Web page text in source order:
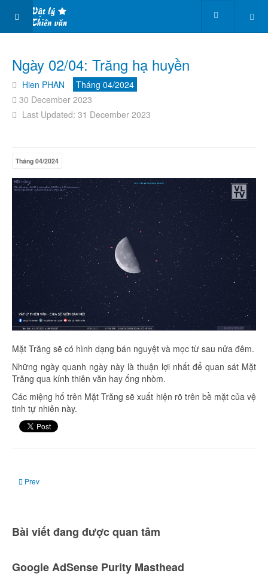
Ngày 02/04: Trăng hạ huyền
Hien PHAN
Tháng 04/2024
30 December 2023
Last Updated: 31 December 2023
Tháng 04/2024
Mặt Trăng sẽ có hình dạng bán nguyệt và mọc từ sau nửa đêm.
Những ngày quanh ngày này là thuận lợi nhất để quan sát Mặt
Trăng qua kính thiên văn hay ống nhòm.
Các miệng hố trên Mặt Trăng sẽ xuất hiện rõ trên bề mặt của vệ
tinh tự nhiên này.
Previous article: Rạng sáng 06/04: Giao hội của Sao Hỏa với Mặt Trăng
Prev
Bài viết đang được quan tâm
Google AdSense Purity Masthead